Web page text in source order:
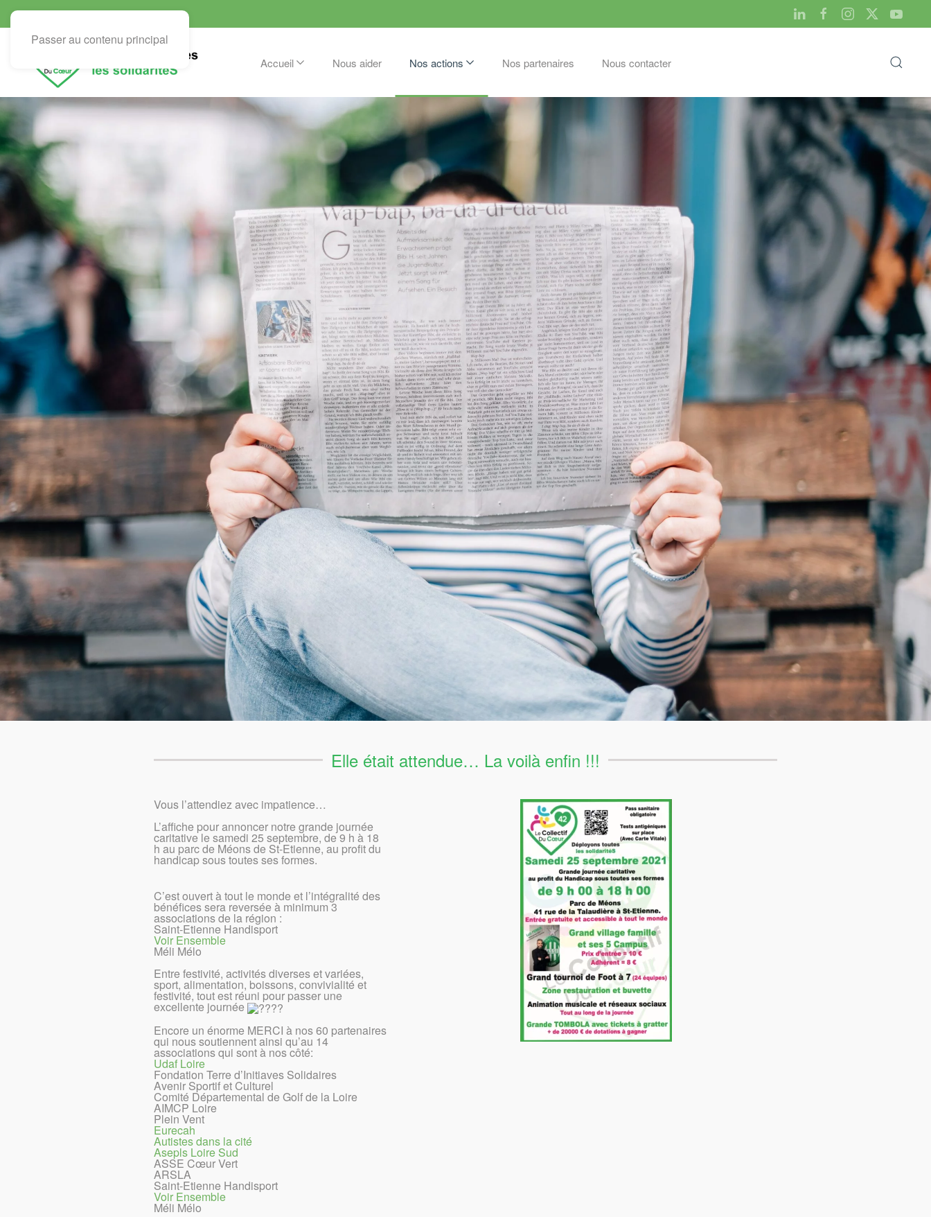
Passer au contenu principal
Accueil Nous aider Nos actions Nos partenaires Nous contacter
Elle était attendue… La voilà enfin !!!
Vous l’attendiez avec impatience…
L’affiche pour annoncer notre grande journée
caritative le samedi 25 septembre, de 9 h à 18
h au parc de Méons de St-Etienne, au profit du
handicap sous toutes ses formes.
C’est ouvert à tout le monde et l’intégralité des
bénéfices sera reversée à minimum 3
associations de la région :
Saint-Etienne Handisport
Voir Ensemble
Méli Mélo
Entre festivité, activités diverses et variées,
sport, alimentation, boissons, convivialité et
festivité, tout est réuni pour passer une
excellente journée
Encore un énorme MERCI à nos 60 partenaires
qui nous soutiennent ainsi qu’au 14
associations qui sont à nos côté:
Udaf Loire
Fondation Terre d’Initiaves Solidaires
Avenir Sportif et Culturel
Comité Départemental de Golf de la Loire
AIMCP Loire
Plein Vent
Eurecah
Autistes dans la cité
Asepls Loire Sud
ASSE Cœur Vert
ARSLA
Saint-Etienne Handisport
Voir Ensemble
Méli Mélo